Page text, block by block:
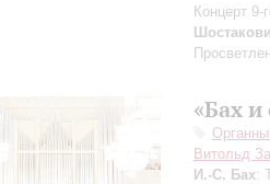
Концерт 9-
«Бах
Витольд
И.-С. Бах: